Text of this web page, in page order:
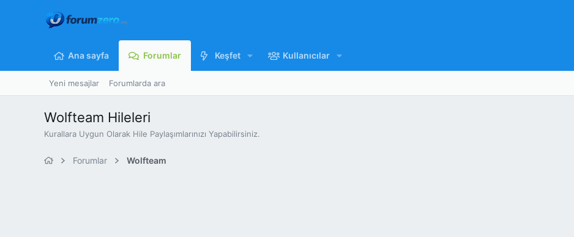
Ana sayfa Forumlar Keşfet Kullanıcılar
Yeni mesajlar Forumlarda ara
Wolfteam Hileleri
Kurallara Uygun Olarak Hile Paylaşımlarınızı Yapabilirsiniz.
Forumlar Wolfteam